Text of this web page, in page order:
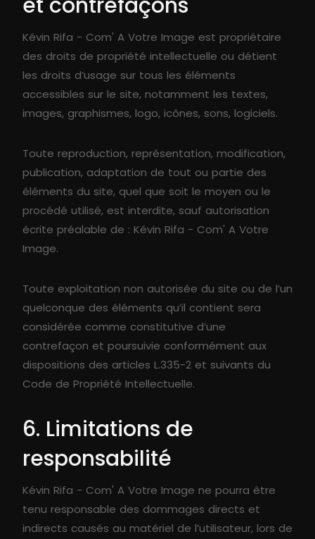
Kévin Rifa - Com' A Votre Image est propriétaire
des droits de propriété intellectuelle ou détient
les droits d’usage sur tous les éléments
accessibles sur le site, notamment les textes,
images, graphismes, logo, icônes, sons, logiciels.
Toute reproduction, représentation, modification,
publication, adaptation de tout ou partie des
éléments du site, quel que soit le moyen ou le
procédé utilisé, est interdite, sauf autorisation
écrite préalable de : Kévin Rifa - Com' A Votre
Image.
Toute exploitation non autorisée du site ou de l’un
quelconque des éléments qu’il contient sera
considérée comme constitutive d’une
contrefaçon et poursuivie conformément aux
dispositions des articles L.335-2 et suivants du
Code de Propriété Intellectuelle.
6. Limitations de
responsabilité
Kévin Rifa - Com' A Votre Image ne pourra être
tenu responsable des dommages directs et
indirects causés au matériel de l’utilisateur, lors de